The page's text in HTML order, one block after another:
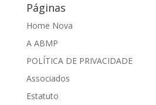
Páginas
Home Nova
A ABMP
POLÍTICA DE PRIVACIDADE
Associados
Estatuto